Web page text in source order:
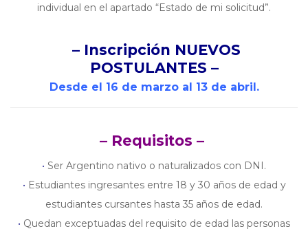
individual en el apartado “Estado de mi solicitud”.
– Inscripción NUEVOS
POSTULANTES –
Desde el 16 de marzo al 13 de abril.
– Requisitos –
• Ser Argentino nativo o naturalizados con DNI.
• Estudiantes ingresantes entre 18 y 30 años de edad y
estudiantes cursantes hasta 35 años de edad.
• Quedan exceptuadas del requisito de edad las personas